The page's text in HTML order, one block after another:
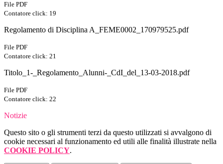
File PDF
Contatore click: 19
Regolamento di Disciplina A_FEME0002_170979525.pdf
File PDF
Contatore click: 21
Titolo_1-_Regolamento_Alunni-_CdI_del_13-03-2018.pdf
File PDF
Contatore click: 22
Notizie
Questo sito o gli strumenti terzi da questo utilizzati si avvalgono di
cookie necessari al funzionamento ed utili alle finalità illustrate nella
COOKIE POLICY.